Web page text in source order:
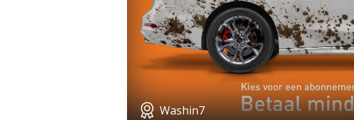
Washin7